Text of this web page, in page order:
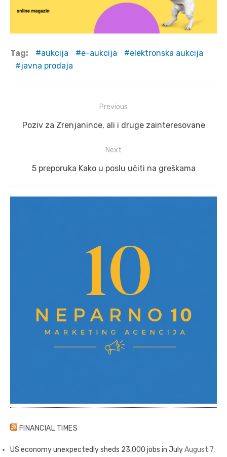
Tag: aukcija e-aukcija
elektronska aukcija
javna prodaja
navigation
Previous
Previous
Poziv za Zrenjanince, ali i druge zainteresovane
Next
Next
5 preporuka Kako u poslu učiti na greškama
FINANCIAL TIMES
US economy unexpectedly sheds 23,000 jobs in JulyAugust 7,